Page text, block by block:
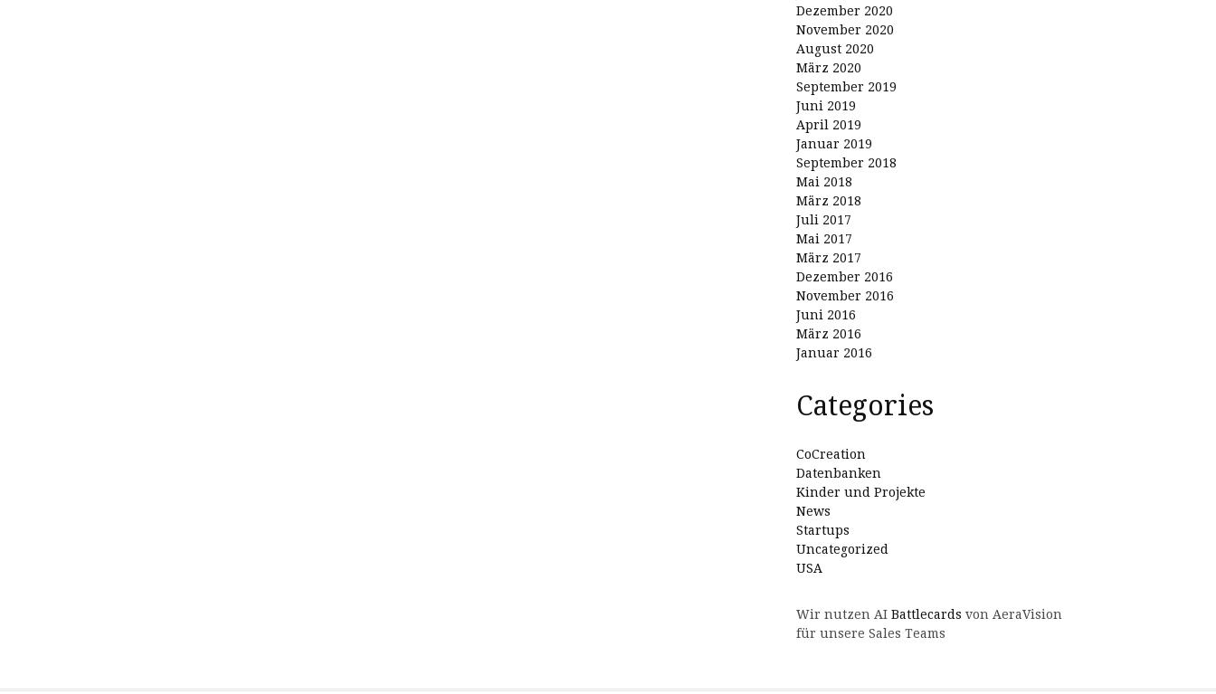
Dezember 2020
November 2020
August 2020
März 2020
September 2019
Juni 2019
April 2019
Januar 2019
September 2018
Mai 2018
März 2018
Juli 2017
Mai 2017
März 2017
Dezember 2016
November 2016
Juni 2016
März 2016
Januar 2016
Categories
CoCreation
Datenbanken
Kinder und Projekte
News
Startups
Uncategorized
USA
Wir nutzen AI Battlecards von AeraVision
für unsere Sales Teams